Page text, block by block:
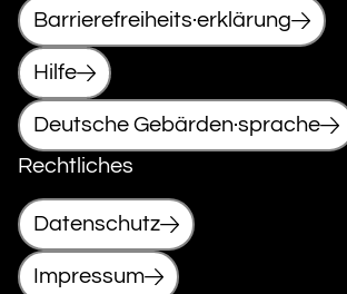
Barrierefreiheits·erklärung
Hilfe
Deutsche Gebärden·sprache
Rechtliches
Datenschutz
Impressum